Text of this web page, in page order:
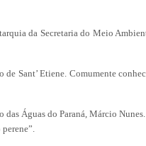
da Secretaria do Meio
Etiene. Comumente
Águas do Paraná, Márcio